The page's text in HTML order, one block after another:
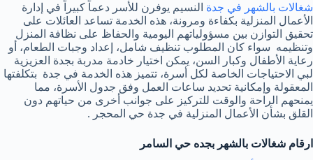
شغالات بالشهر في جدة النسيم يوفرن للأسر دعماً كبيراً في إدارة
الأعمال المنزلية بكفاءة ومرونة، هذه الخدمة تساعد العائلات على
تحقيق التوازن بين مسؤولياتهم اليومية والحفاظ على نظافة المنزل
وتنظيمه سواء كان المطلوب تنظيف شامل، إعداد وجبات الطعام، أو
رعاية الأطفال وكبار السن، يمكن اختيار خادمة مدربة بجدة العزيزية
لبي الاحتياجات الخاصة لكل أسرة، تتميز هذه الخدمة في جدة بتكلفتها
المعقولة وإمكانية تحديد ساعات العمل وفق جدول الأسرة، مما
يمنحهم الراحة والوقت للتركيز على جوانب أخرى من حياتهم دون
القلق بشأن الأعمال المنزلية في جدة حي المحجر .
ارقام شغالات بالشهر بجده حي السامر